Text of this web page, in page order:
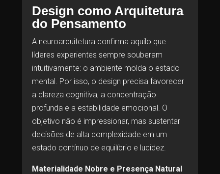
Design como Arquitetura
do Pensamento
A neuroarquitetura confirma aquilo que
líderes experientes sempre souberam
intuitivamente: o ambiente molda o estado
mental. Por isso, o design precisa favorecer
a clareza cognitiva, a concentração
profunda e a estabilidade emocional. O
objetivo não é impressionar, mas sustentar
decisões de alta complexidade em um
estado contínuo de equilíbrio e lucidez.
Materialidade Nobre e Presença Natural